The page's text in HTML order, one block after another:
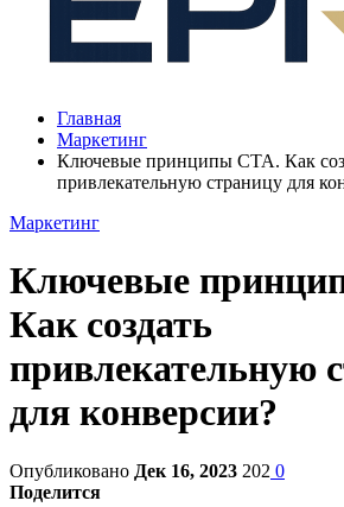
Главная
Маркетинг
Ключевые принципы СТА. Как
привлекательную страницу для
Маркетинг
Ключевые
Как создать
привлекательную
для конверсии?
Опубликовано Дек 16, 2023 202 0
Поделится